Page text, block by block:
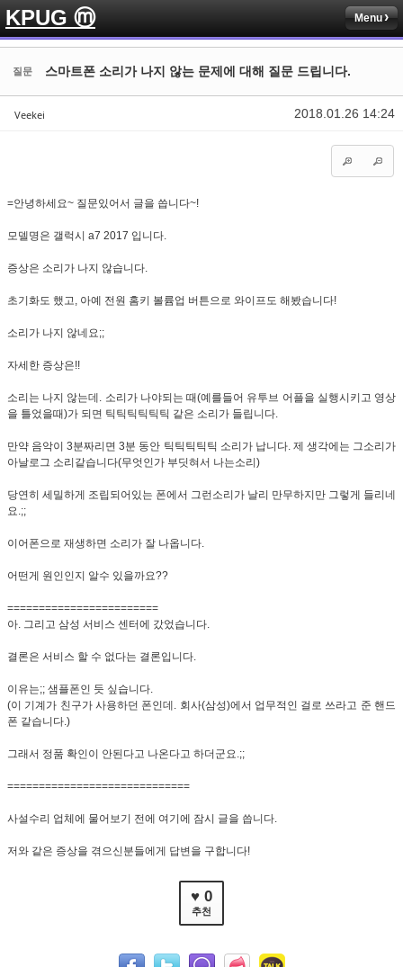
KPUG ⓜ Menu
질문
2018.01.26 14:24
스마트폰 소리가 나지 않는 문제에 대해 질문 드립니다.
Veekei
=안녕하세요~ 질문있어서 글을 씁니다~!
모델명은 갤럭시 a7 2017 입니다.
증상은 소리가 나지 않습니다.
초기화도 했고, 아예 전원 홈키 볼륨업 버튼으로 와이프도 해봤습니다!
소리가 나지 않네요;;
자세한 증상은!!
소리는 나지 않는데. 소리가 나야되는 때(예를들어 유투브 어플을 실행시키고 영상
을 틀었을때)가 되면 틱틱틱틱틱틱 같은 소리가 들립니다.
만약 음악이 3분짜리면 3분 동안 틱틱틱틱틱 소리가 납니다. 제 생각에는 그소리가
아날로그 소리같습니다(무엇인가 부딧혀서 나는소리)
당연히 세밀하게 조립되어있는 폰에서 그런소리가 날리 만무하지만 그렇게 들리네
요.;;
이어폰으로 재생하면 소리가 잘 나옵니다.
어떤게 원인인지 알수 있을까요??
========================
아. 그리고 삼성 서비스 센터에 갔었습니다.
결론은 서비스 할 수 없다는 결론입니다.
이유는;; 샘플폰인 듯 싶습니다.
(이 기계가 친구가 사용하던 폰인데. 회사(삼성)에서 업무적인 걸로 쓰라고 준 핸드
폰 같습니다.)
그래서 정품 확인이 안된다고 나온다고 하더군요.;;
=============================
사설수리 업체에 물어보기 전에 여기에 잠시 글을 씁니다.
저와 같은 증상을 겪으신분들에게 답변을 구합니다!
♥ 0
추천
Sketchbook5, 스케치북5
Sketchbook5, 스케치북5
Sketchbook5, 스케치북5
Sketchbook5, 스케치북5